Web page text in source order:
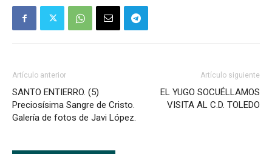
Artículo anterior
SANTO ENTIERRO. (5)
Preciosísima Sangre de Cristo.
Galería de fotos de Javi López.
Artículo siguiente
EL YUGO SOCUÉLLAMOS
VISITA AL C.D. TOLEDO